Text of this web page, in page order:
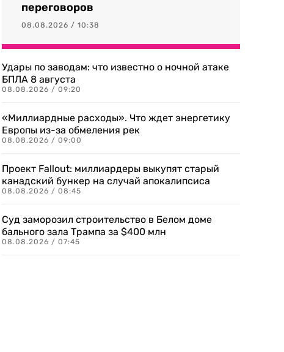
переговоров
08.08.2026 / 10:38
Удары по заводам: что известно о ночной атаке
БПЛА 8 августа
08.08.2026 / 09:20
«Миллиардные расходы». Что ждет энергетику
Европы из-за обмеления рек
08.08.2026 / 09:00
Проект Fallout: миллиардеры выкупят старый
канадский бункер на случай апокалипсиса
08.08.2026 / 08:45
Суд заморозил строительство в Белом доме
бального зала Трампа за $400 млн
08.08.2026 / 07:45